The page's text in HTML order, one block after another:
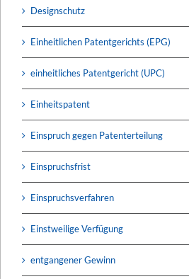
Designschutz
Einheitlichen Patentgerichts (EPG)
einheitliches Patentgericht (UPC)
Einheitspatent
Einspruch gegen Patenterteilung
Einspruchsfrist
Einspruchsverfahren
Einstweilige Verfügung
entgangener Gewinn